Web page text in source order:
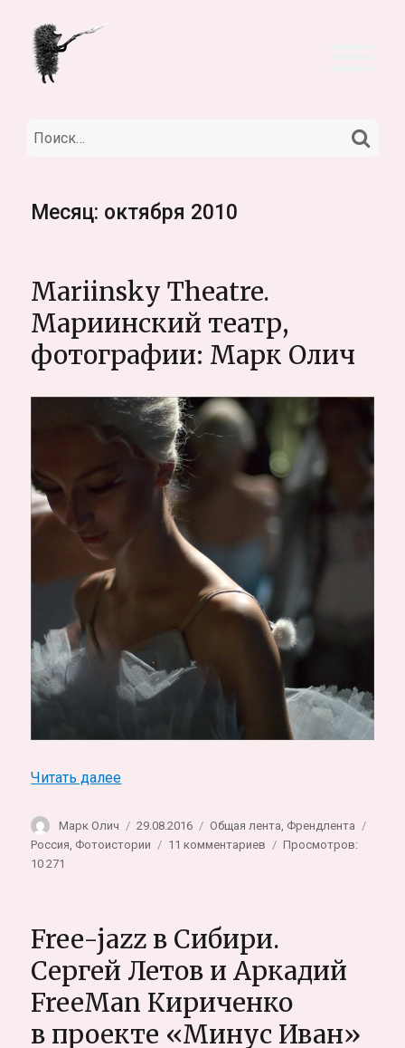
Искать:
Месяц: октября 2010
Mariinsky Theatre.
Мариинский театр,
фотографии: Марк Олич
Читать далее«Mariinsky Theatre. Мариинский театр,
Автор
Марк Олич Опубликовано
29.08.2016 Рубрики
Общая лента, Френдлента
Россия, Фотоистории 11 комментариев
театр,
фотографии:
Марк
Олич
Просмотров:
10 271
Free-jazz в Сибири.
Сергей Летов и Аркадий
FreeMan Кириченко
в проекте «Минус Иван»